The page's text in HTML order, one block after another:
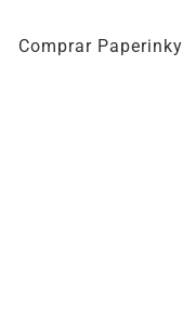
Comprar Paperinky